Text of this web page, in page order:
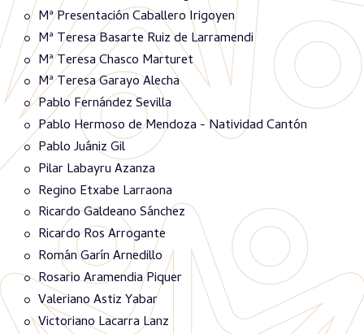
Mª Presentación Caballero Irigoyen
Mª Teresa Basarte Ruiz de Larramendi
Mª Teresa Chasco Marturet
Mª Teresa Garayo Alecha
Pablo Fernández Sevilla
Pablo Hermoso de Mendoza - Natividad Cantón
Pablo Juániz Gil
Pilar Labayru Azanza
Regino Etxabe Larraona
Ricardo Galdeano Sánchez
Ricardo Ros Arrogante
Román Garín Arnedillo
Rosario Aramendia Piquer
Valeriano Astiz Yabar
Victoriano Lacarra Lanz